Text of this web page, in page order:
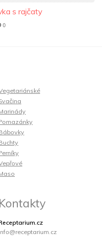
s rajčaty
0
Kontakty